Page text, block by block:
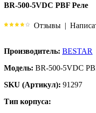
BR-500-5VDC PBF Реле
Отзывы |
Производитель: BESTAR
Модель: BR-500-5VDC
SKU (Артикул): 91297
Тип корпуса: